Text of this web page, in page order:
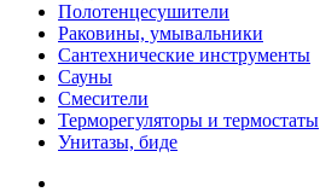
Полотенцесушители
Раковины, умывальники
Сантехнические инструменты
Сауны
Смесители
Терморегуляторы и термостаты
Унитазы, биде